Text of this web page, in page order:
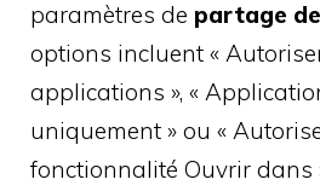
paramètres de partage
options incluent «
applications », «
uniquement » ou «
fonctionnalité Ouvrir dans